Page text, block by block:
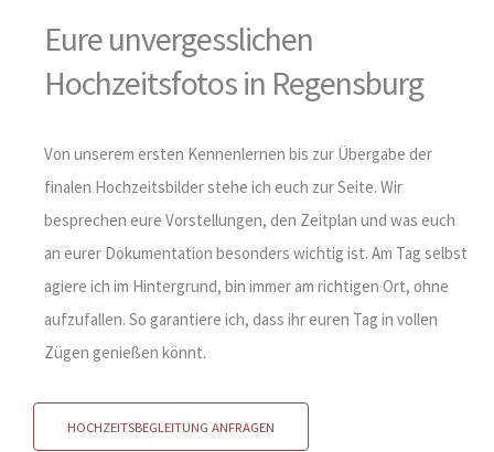
Eure unvergesslichen
Hochzeitsfotos in Regensburg
Von unserem ersten Kennenlernen bis zur Übergabe der
finalen Hochzeitsbilder stehe ich euch zur Seite. Wir
besprechen eure Vorstellungen, den Zeitplan und was euch
an eurer Dokumentation besonders wichtig ist. Am Tag selbst
agiere ich im Hintergrund, bin immer am richtigen Ort, ohne
aufzufallen. So garantiere ich, dass ihr euren Tag in vollen
Zügen genießen könnt.
HOCHZEITSBEGLEITUNG ANFRAGEN